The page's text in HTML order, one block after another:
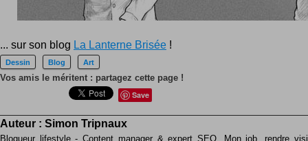
... sur son blog La Lanterne Brisée !
Dessin Blog Art
Vos amis le méritent : partagez cette page !
Save
Auteur : Simon Tripnaux
Blogueur lifestyle - Content manager & expert SEO. Mon job, rendre